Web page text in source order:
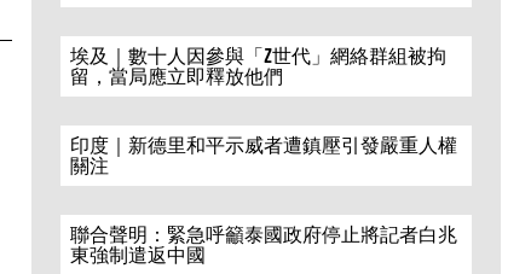
埃及｜數十人因參與「Z世代」網絡群組被拘
留，當局應立即釋放他們
印度｜新德里和平示威者遭鎮壓引發嚴重人權
關注
聯合聲明：緊急呼籲泰國政府停止將記者白兆
東強制遣返中國